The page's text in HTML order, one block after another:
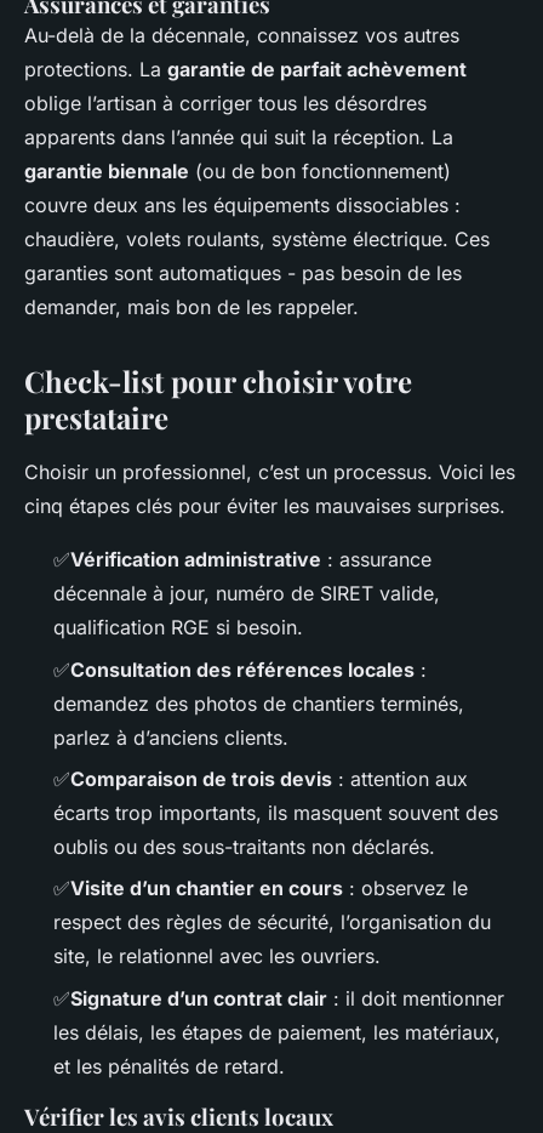
Au-delà de la décennale, connaissez vos autres
protections. La garantie de parfait achèvement
oblige l’artisan à corriger tous les désordres
apparents dans l’année qui suit la réception. La
garantie biennale (ou de bon fonctionnement)
couvre deux ans les équipements dissociables :
chaudière, volets roulants, système électrique. Ces
garanties sont automatiques - pas besoin de les
demander, mais bon de les rappeler.
Check-list pour choisir votre
prestataire
Choisir un professionnel, c’est un processus. Voici les
cinq étapes clés pour éviter les mauvaises surprises.
✅Vérification administrative : assurance
décennale à jour, numéro de SIRET valide,
qualification RGE si besoin.
✅Consultation des références locales :
demandez des photos de chantiers terminés,
parlez à d’anciens clients.
✅Comparaison de trois devis : attention aux
écarts trop importants, ils masquent souvent des
oublis ou des sous-traitants non déclarés.
✅Visite d’un chantier en cours : observez le
respect des règles de sécurité, l’organisation du
site, le relationnel avec les ouvriers.
✅Signature d’un contrat clair : il doit mentionner
les délais, les étapes de paiement, les matériaux,
et les pénalités de retard.
Vérifier les avis clients locaux